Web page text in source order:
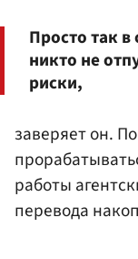
Просто так
никто не
риски,
заверяет он.
работы
перевода